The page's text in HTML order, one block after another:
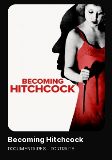
Becoming Hitchcock
DOCUMENTAIRES PORTRAITS